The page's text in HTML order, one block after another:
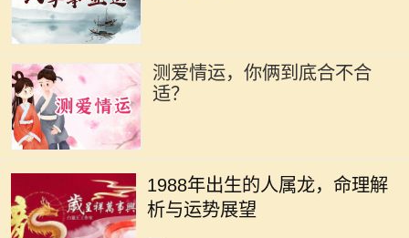
测爱情运，你俩到底合不合
适？
1988年出生的人属龙，命理解
析与运势展望
统概念，每一个生肖都蕴含着独特的
性格特征和命理意义。1988年出生的
人，生肖属龙。龙作为十二生肖之